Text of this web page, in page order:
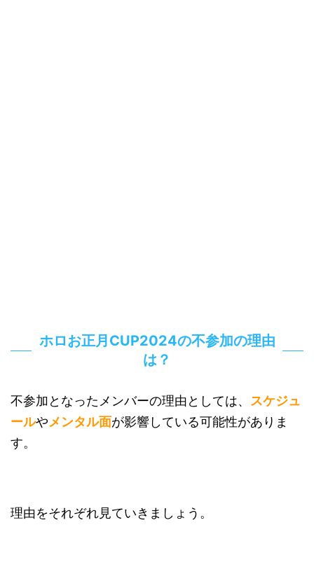
ホロお正月CUP2024の不参加の理由
は？
不参加となったメンバーの理由としては、 スケジュ
ールやメンタル面が影響している可能性がありま
す。
理由をそれぞれ見ていきましょう。